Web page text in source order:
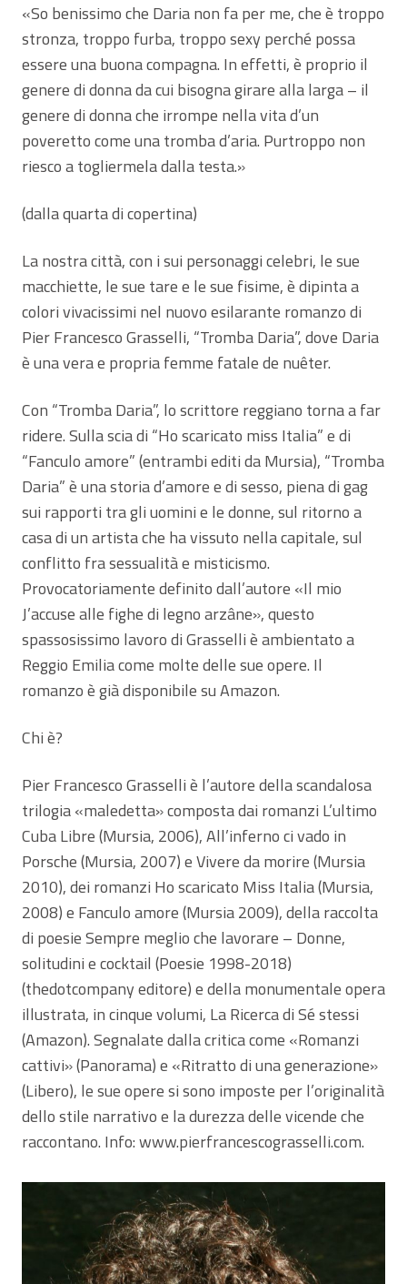
«So benissimo che Daria non fa per me, che è troppo
stronza, troppo furba, troppo sexy perché possa
essere una buona compagna. In effetti, è proprio il
genere di donna da cui bisogna girare alla larga – il
genere di donna che irrompe nella vita d’un
poveretto come una tromba d’aria. Purtroppo non
riesco a togliermela dalla testa.»
(dalla quarta di copertina)
La nostra città, con i sui personaggi celebri, le sue
macchiette, le sue tare e le sue fisime, è dipinta a
colori vivacissimi nel nuovo esilarante romanzo di
Pier Francesco Grasselli, “Tromba Daria”, dove Daria
è una vera e propria femme fatale de nuêter.
Con “Tromba Daria”, lo scrittore reggiano torna a far
ridere. Sulla scia di “Ho scaricato miss Italia” e di
“Fanculo amore” (entrambi editi da Mursia), “Tromba
Daria” è una storia d’amore e di sesso, piena di gag
sui rapporti tra gli uomini e le donne, sul ritorno a
casa di un artista che ha vissuto nella capitale, sul
conflitto fra sessualità e misticismo.
Provocatoriamente definito dall’autore «Il mio
J’accuse alle fighe di legno arzâne», questo
spassosissimo lavoro di Grasselli è ambientato a
Reggio Emilia come molte delle sue opere. Il
romanzo è già disponibile su Amazon.
Chi è?
Pier Francesco Grasselli è l’autore della scandalosa
trilogia «maledetta» composta dai romanzi L’ultimo
Cuba Libre (Mursia, 2006), All’inferno ci vado in
Porsche (Mursia, 2007) e Vivere da morire (Mursia
2010), dei romanzi Ho scaricato Miss Italia (Mursia,
2008) e Fanculo amore (Mursia 2009), della raccolta
di poesie Sempre meglio che lavorare – Donne,
solitudini e cocktail (Poesie 1998-2018)
(thedotcompany editore) e della monumentale opera
illustrata, in cinque volumi, La Ricerca di Sé stessi
(Amazon). Segnalate dalla critica come «Romanzi
cattivi» (Panorama) e «Ritratto di una generazione»
(Libero), le sue opere si sono imposte per l’originalità
dello stile narrativo e la durezza delle vicende che
raccontano. Info: www.pierfrancescograsselli.com.